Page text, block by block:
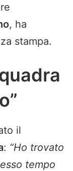
, ha
stampa.
il
: “Ho trovato
tempo